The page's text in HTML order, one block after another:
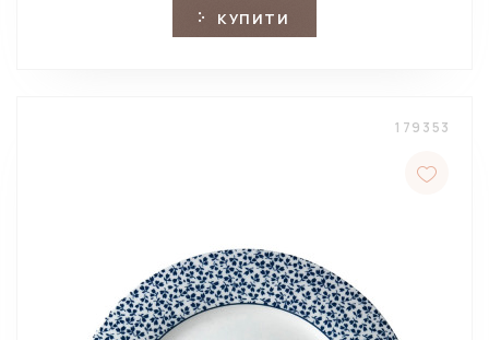
КУПИТИ
179353